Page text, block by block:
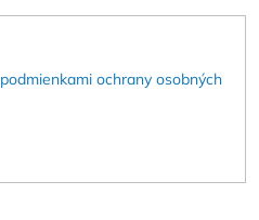
podmienkami ochrany osobných